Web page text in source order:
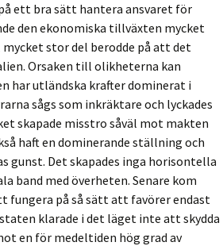
ett bra sätt hantera ansvaret för
den ekonomiska tillväxten mycket
stor del berodde på att det
Orsaken till olikheterna kan
har utländska krafter dominerat i
sågs som inkräktare och lyckades
skapade misstro såväl mot makten
haft en dominerande ställning och
gunst. Det skapades inga horisontella
band med överheten. Senare kom
fungera på så sätt att favörer endast
klarade i det läget inte att skydda
en för medeltiden hög grad av